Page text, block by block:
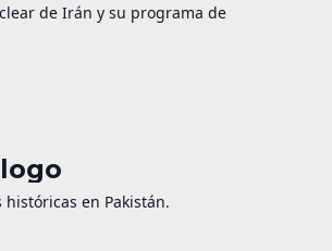
de Irán y su programa de
en Pakistán.